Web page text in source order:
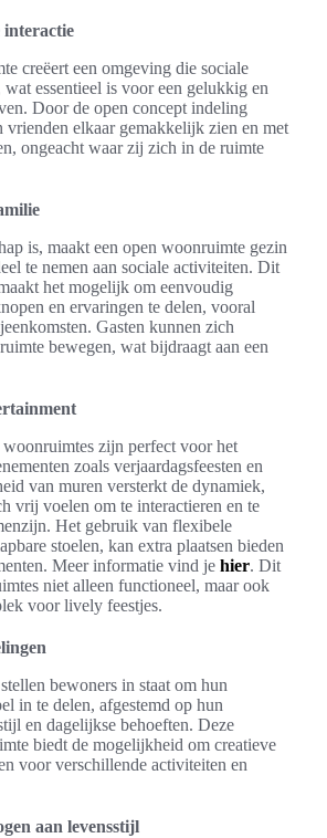
interactie
creëert een omgeving die sociale
essentieel is voor een gelukkig en
Door de open concept indeling
vrienden elkaar gemakkelijk zien en met
ongeacht waar zij zich in de ruimte
is, maakt een open woonruimte gezin
te nemen aan sociale activiteiten. Dit
het mogelijk om eenvoudig
en ervaringen te delen, vooral
Gasten kunnen zich
bewegen, wat bijdraagt aan een
zijn perfect voor het
zoals verjaardagsfeesten en
van muren versterkt de dynamiek,
vrij voelen om te interactieren en te
Het gebruik van flexibele
stoelen, kan extra plaatsen bieden
Meer informatie vind je hier. Dit
niet alleen functioneel, maar ook
voor lively feestjes.
bewoners in staat om hun
in te delen, afgestemd op hun
en dagelijkse behoeften. Deze
biedt de mogelijkheid om creatieve
voor verschillende activiteiten en
aan levensstijl